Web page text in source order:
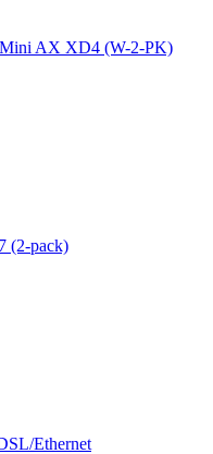
AX XD4 (W-2-PK)
(2-pack)
Ethernet